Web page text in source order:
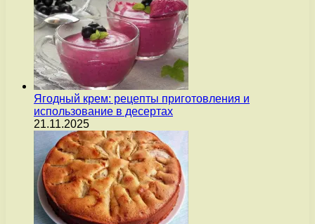
Ягодный крем: рецепты приготовления и
использование в десертах
21.11.2025